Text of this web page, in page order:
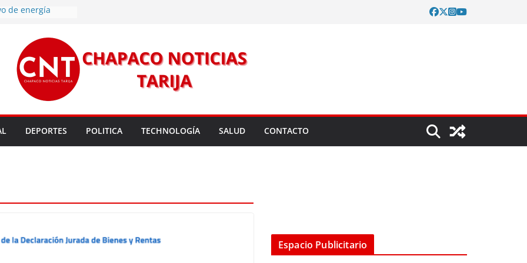
de energía
este
nuevo
legales para
para un nuevo
entrega robots
fortalecer la
DEPORTES POLITICA TECHNOLOGÍA SALUD CONTACTO
Espacio Publicitario